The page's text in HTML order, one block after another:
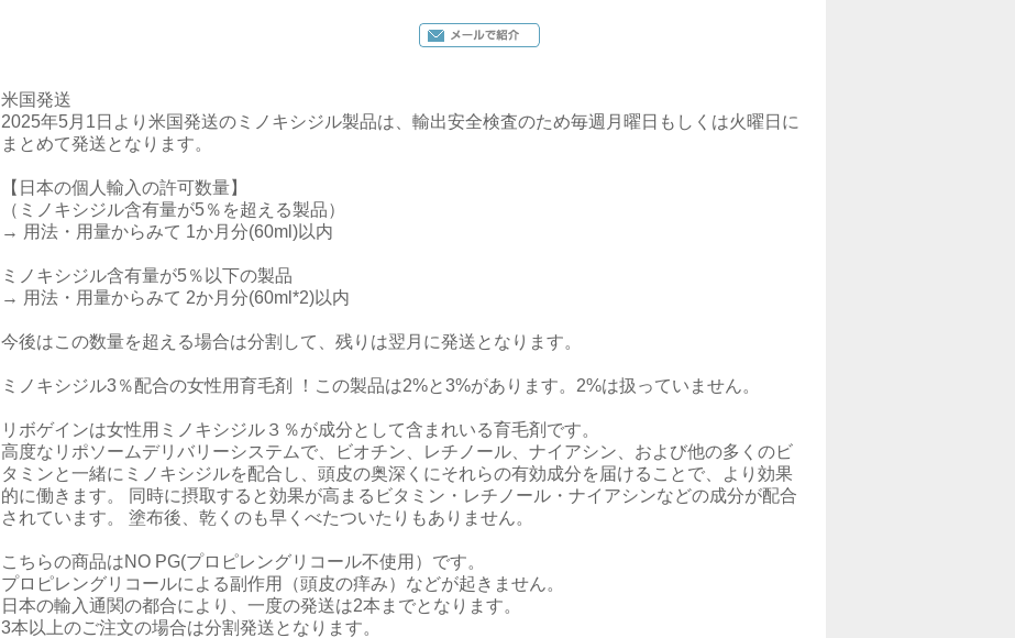
米国発送
2025年5月1日より米国発送のミノキシジル製品は、輸出安全検査のため毎週月曜日もしくは火曜日に
まとめて発送となります。
【日本の個人輸入の許可数量】
（ミノキシジル含有量が5％を超える製品）
→ 用法・用量からみて 1か月分(60ml)以内
ミノキシジル含有量が5％以下の製品
→ 用法・用量からみて 2か月分(60ml*2)以内
今後はこの数量を超える場合は分割して、残りは翌月に発送となります。
ミノキシジル3％配合の女性用育毛剤 ！この製品は2%と3%があります。2%は扱っていません。
リボゲインは女性用ミノキシジル３％が成分として含まれいる育毛剤です。
高度なリポソームデリバリーシステムで、ビオチン、レチノール、ナイアシン、および他の多くのビ
タミンと一緒にミノキシジルを配合し、頭皮の奥深くにそれらの有効成分を届けることで、より効果
的に働きます。 同時に摂取すると効果が高まるビタミン・レチノール・ナイアシンなどの成分が配合
されています。 塗布後、乾くのも早くべたついたりもありません。
こちらの商品はNO PG(プロピレングリコール不使用）です。
プロピレングリコールによる副作用（頭皮の痒み）などが起きません。
日本の輸入通関の都合により、一度の発送は2本までとなります。
3本以上のご注文の場合は分割発送となります。